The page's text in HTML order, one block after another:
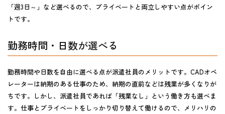
「週3日～」など選べるので、プライベートと両立しやすい点がポイン
トです。
勤務時間・日数が選べる
勤務時間や日数を自由に選べる点が派遣社員のメリットです。CADオペ
レーターは納期のある仕事のため、納期の直前などは残業が多くなりが
ちです。しかし、派遣社員であれば「残業なし」という働き方も選べま
す。仕事とプライベートをしっかり切り替えて働けるので、メリハリの